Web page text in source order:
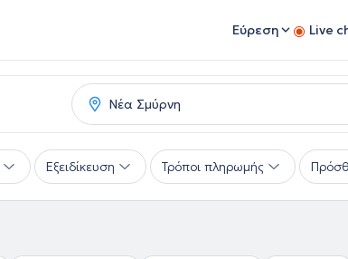
Εύρεση Live
Εξειδίκευση Τρόποι πληρωμής